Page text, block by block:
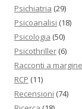
Psichiatria (29)
Psicoanalisi (18)
Psicologia (50)
Psicothriller (6)
Racconti a margine
RCP (11)
Recensioni (74)